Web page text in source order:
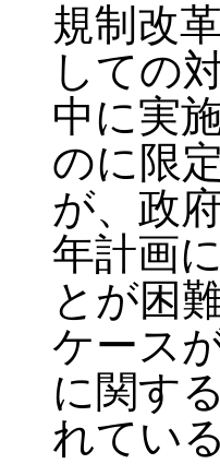
規制改
しての
中に実
のに限
が、政
年計画
とが困
ケース
に関す
れてい